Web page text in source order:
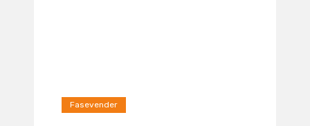
Fasevender